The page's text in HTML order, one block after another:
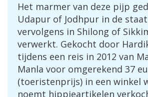
Het marmer van deze pijp
Udapur of Jodhpur in de staat
vervolgens in Shilong of
verwerkt. Gekocht door
tijdens een reis in 2012 van
Manla voor omgerekend 37
(toeristenprijs) in een winkel
noemt hippieartikelen